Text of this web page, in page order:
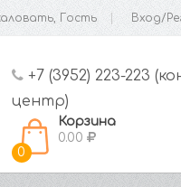
Гость Вход/
+7 (3952) 223-223
центр)
0
Корзина
0.00